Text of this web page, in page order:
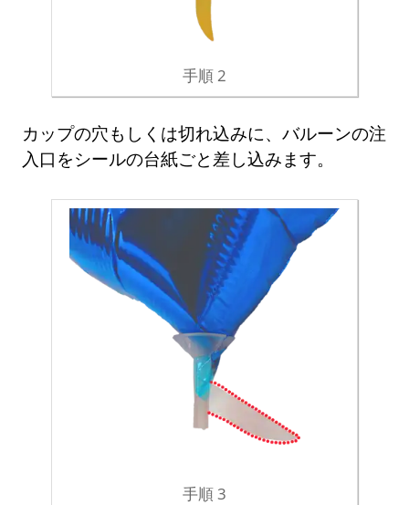
手順 2
カップの穴もしくは切れ込みに、バルーンの注
入口をシールの台紙ごと差し込みます。
手順 3